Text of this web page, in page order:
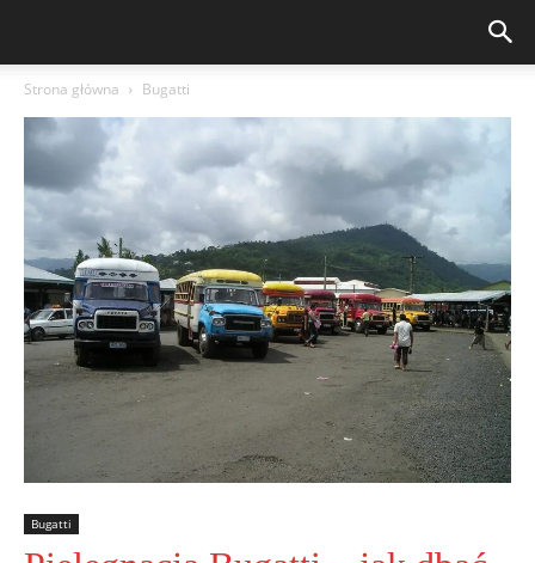
Strona główna Bugatti
Bugatti